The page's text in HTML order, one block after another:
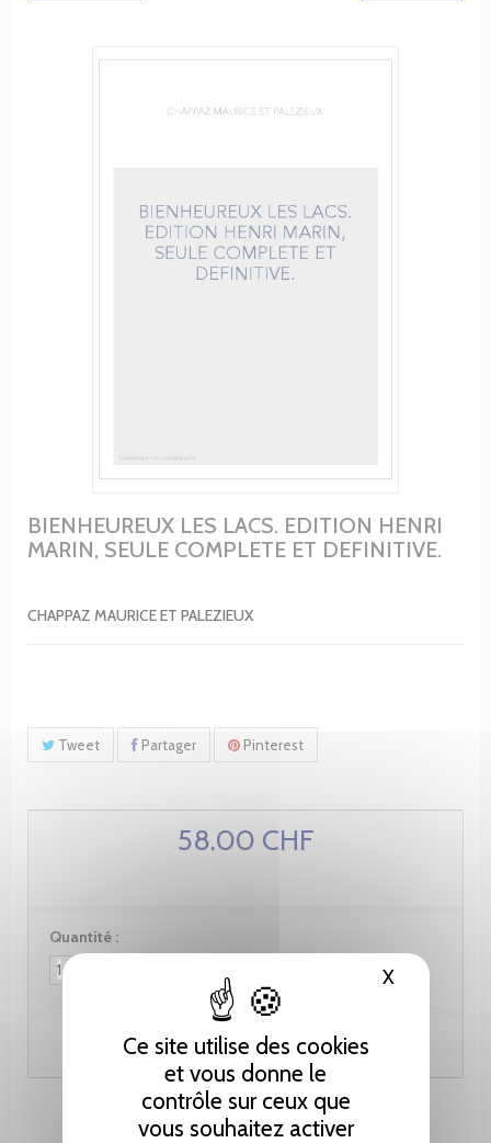
Ce site utilise des cookies
et vous donne le
contrôle sur ceux que
vous souhaitez activer
XMasquer
BIENHEUREUX LES LACS. EDITION HENRI
MARIN, SEULE COMPLETE ET DEFINITIVE.
CHAPPAZ MAURICE ET PALEZIEUX
Tweet Partager Pinterest
58.00 CHF
Quantité :
Ajouter au panier